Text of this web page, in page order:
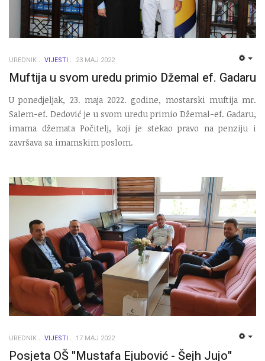
UREDNIK VIJESTI 23 MAJ 2022
Muftija u svom uredu primio Džemal ef. Gadaru
U ponedjeljak, 23. maja 2022. godine, mostarski muftija mr.
Salem-ef. Dedović je u svom uredu primio Džemal-ef. Gadaru,
imama džemata Počitelj, koji je stekao pravo na penziju i
završava sa imamskim poslom.
UREDNIK VIJESTI 17 MAJ 2022
Posjeta OŠ "Mustafa Ejubović - Šejh Jujo"